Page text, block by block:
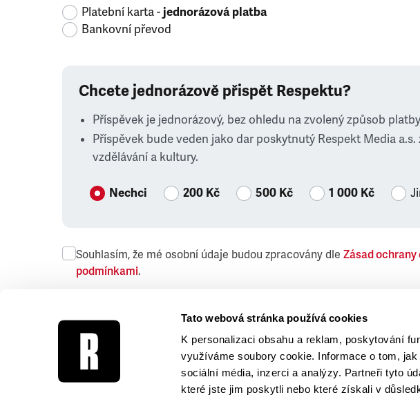
Tato webová stránka používá cookies
K personalizaci obsahu a reklam, poskytování
využíváme soubory cookie. Informace o tom,
sociální média, inzerci a analýzy. Partneři tyto
které jste jim poskytli nebo které získali v
Platební karta -jednorázová platba
Bankovní převod
Chcete jednorázově přispět Respektu?
Příspěvek je jednorázový, bez ohledu na zvolený způsob
Příspěvek bude veden jako dar poskytnutý Respekt Media
vzdělávání a kultury.
Nechci 200 Kč 500 Kč 1 000 Kč
Souhlasím, že mé osobní údaje budou zpracovány dle Zásad
podmínkami.